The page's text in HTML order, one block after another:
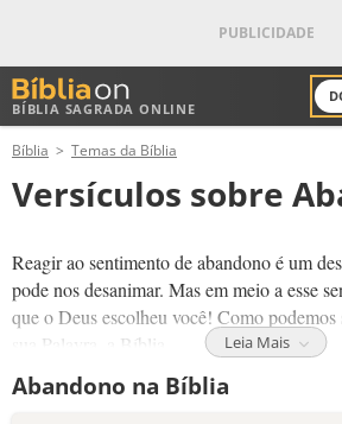
BÍBLIA SAGRADA ONLINE
ANTIGO TESTAMENTO
VERSÍCULOS
VERSÍCULO DO DIA
PALAVRA DO DIA
Bíblia Temas da Bíblia
Versículos sobre
Reagir ao sentimento de abandono é um
pode nos desanimar. Mas em meio a esse
que o Deus escolheu você! Como podemos
sua Palavra, a Bíblia.
Na palavra de Deus há promessas
Leia Mais
Abandono na Bíblia